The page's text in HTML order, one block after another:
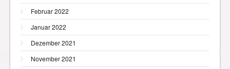
Februar 2022
Januar 2022
Dezember 2021
November 2021